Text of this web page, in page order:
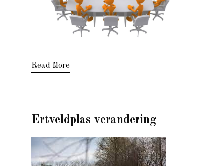
Read More
Ertveldplas verandering